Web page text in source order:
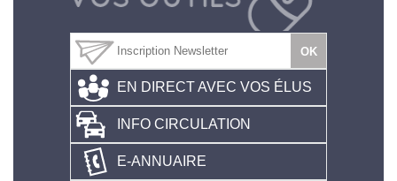
EN DIRECT AVEC VOS ÉLUS
INFO CIRCULATION
E-ANNUAIRE